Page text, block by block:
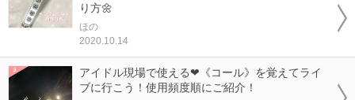
り方🌼
ほの
2020.10.14
アイドル現場で使える❤《コール》を覚えてライ
ブに行こう！使用頻度順にご紹介！